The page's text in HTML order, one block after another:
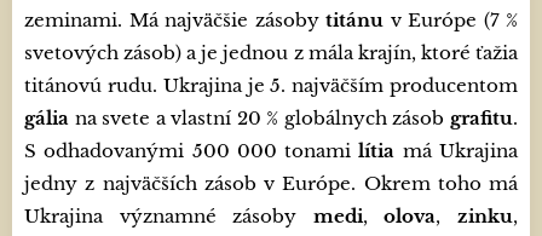
zeminami. Má najväčšie zásoby titánu v Európe (7 %
svetových zásob) a je jednou z mála krajín, ktoré ťažia
titánovú rudu. Ukrajina je 5. najväčším producentom
gália na svete a vlastní 20 % globálnych zásob grafitu.
S odhadovanými 500 000 tonamilítia má Ukrajina
jedny z najväčších zásob v Európe. Okrem toho má
Ukrajina významné zásoby medi,olova,zinku,